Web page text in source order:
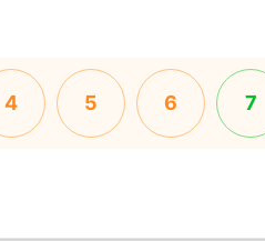
4 5 6 7